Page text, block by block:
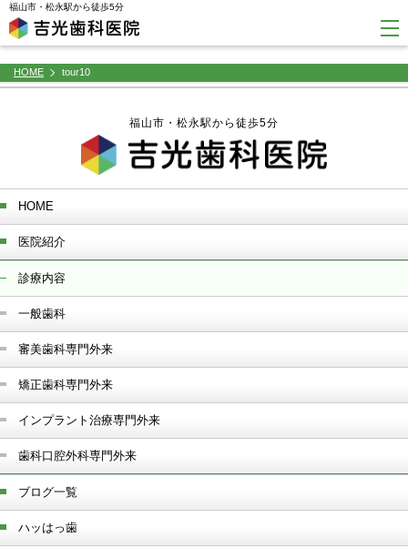
window.dataLayer = window.dataLayer || []; function gtag(){dataLayer.push(arguments);} gtag('js',
new Date()); gtag('config', 'G-45YFH4F4F2');
福山市・松永駅から徒歩5分
HOME tour10
福山市・松永駅から徒歩5分
HOME
医院紹介
診療内容
一般歯科
審美歯科専門外来
矯正歯科専門外来
インプラント治療専門外来
歯科口腔外科専門外来
ブログ一覧
ハッはっ歯